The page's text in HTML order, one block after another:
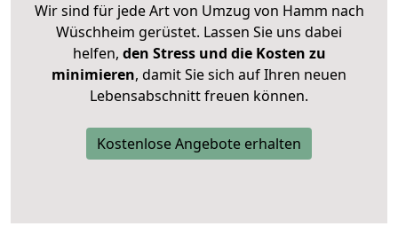
Wir sind für jede Art von Umzug von Hamm nach
Wüschheim gerüstet. Lassen Sie uns dabei
helfen, den Stress und die Kosten zu
minimieren, damit Sie sich auf Ihren neuen
Lebensabschnitt freuen können.
Kostenlose Angebote erhalten